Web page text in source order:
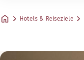
Hotels & Reiseziele